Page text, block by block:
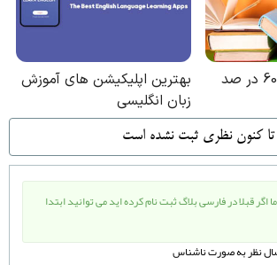
تا كنون نظري ثبت نشده است
اگر قبلا در فارسی بلاگ ثبت نام کرده اید می توانید ابتدا
نظر به صورت ناشناس